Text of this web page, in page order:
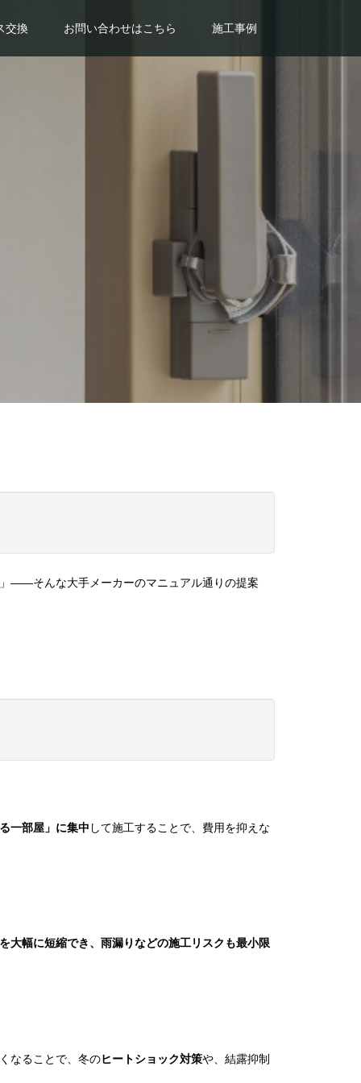
交換 お問い合わせはこちら 施工事例
——そんな大手メーカーのマニュアル通りの提案
一部屋」に集中 して施工することで、費用を抑えな
大幅に短縮でき、雨漏りなどの施工リスクも最小限
なることで、冬のヒートショック対策や、結露抑制